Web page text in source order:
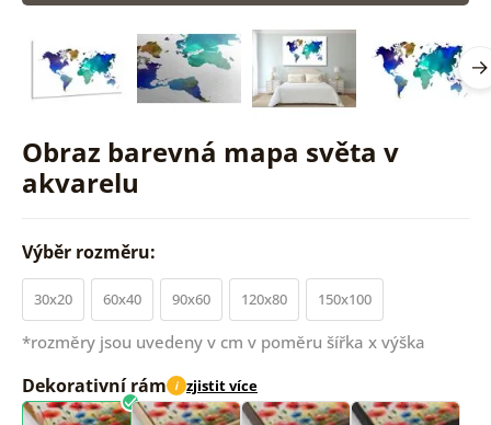
Obraz barevná mapa světa v
akvarelu
Výběr rozměru:
30x20 60x40 90x60 120x80 150x100
*rozměry jsou uvedeny v cm v poměru šířka x výška
Dekorativní rám i zjistit více